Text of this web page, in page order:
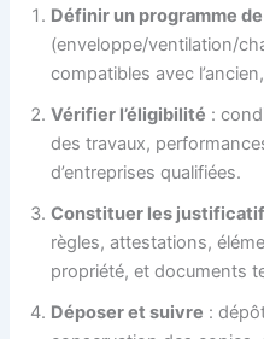
Définir un programme
(enveloppe/ventilation/
compatibles avec
Vérifier l’éligibilité :
des travaux,
d’entreprises qualifiées.
Constituer les
règles, attestations,
propriété, et documents
Déposer et suivre :